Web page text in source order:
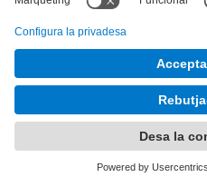
Desenvolupat amb